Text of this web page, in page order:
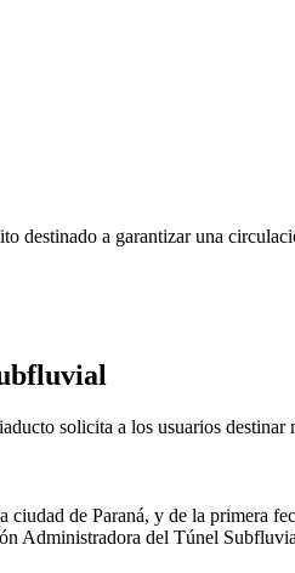
destinado a garantizar una
solicita a los usuarios destinar
de Paraná, y de la primera
Administradora del Túnel